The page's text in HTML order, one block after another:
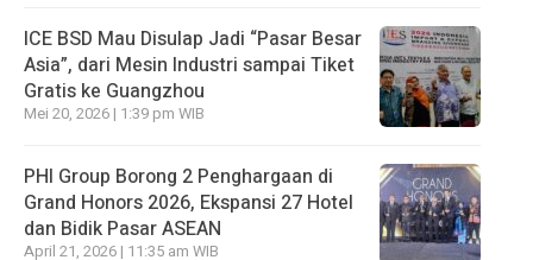
ICE BSD Mau Disulap Jadi “Pasar Besar
Asia”, dari Mesin Industri sampai Tiket
Gratis ke Guangzhou
Mei 20, 2026 | 1:39 pm WIB
PHI Group Borong 2 Penghargaan di
Grand Honors 2026, Ekspansi 27 Hotel
dan Bidik Pasar ASEAN
April 21, 2026 | 11:35 am WIB